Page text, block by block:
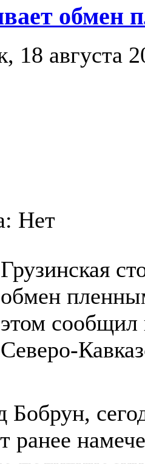
обмен
18 августа
Нет
Грузинская
обмен
этом
Северо-
ранее